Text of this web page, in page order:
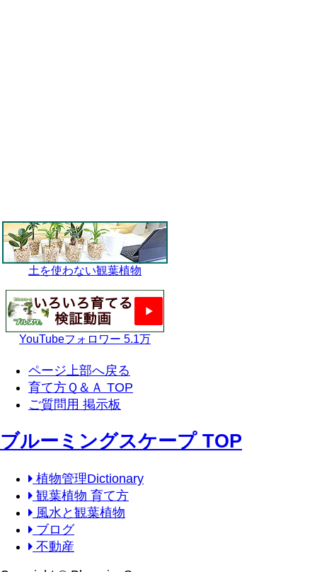
土を使わない観葉植物
YouTubeフォロワー 5.1万
ページ上部へ戻る
育て方Ｑ＆Ａ TOP
ご質問用 掲示板
ブルーミングスケープ TOP
植物管理Dictionary
観葉植物 育て方
風水と観葉植物
ブログ
不動産